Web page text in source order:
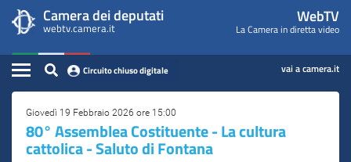
contenuto
principale
WebTV
Camera
dei
Deputati
menu
di
navigazione
Camera dei deputati
webtv.camera.it
WebTV
La Camera in diretta video
Home
Assemblea
Presidente
Commissioni
Eventi
Circuito chiuso digitale vai a camera.it
Contenuto
Giovedì 19 Febbraio 2026 ore 15:00
80° Assemblea Costituente - La cultura
cattolica - Saluto di Fontana